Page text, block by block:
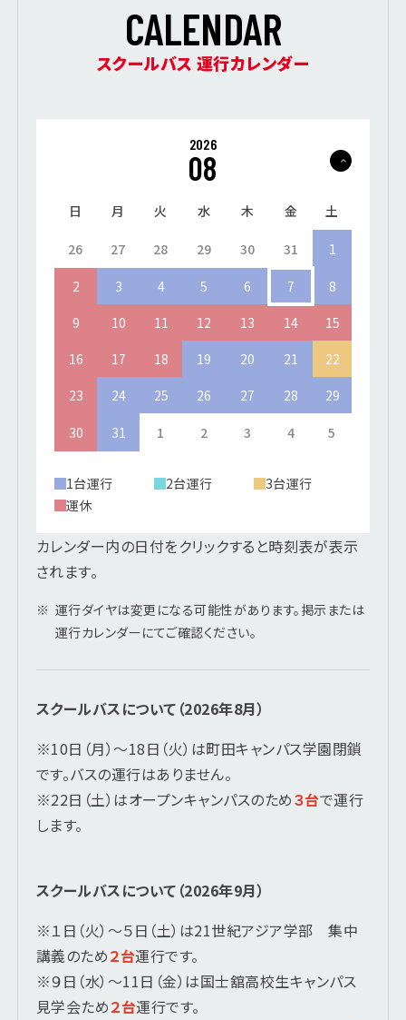
CALENDAR
スクールバス 運行カレンダー
2026
08
日 月 火 水 木 金 土
26 27 28 29 30 31 1
2 3 4 5 6 7
8
9
10 11 12 13 14
15
16
17 18 19 20 21
22
23
24 25 26 27 28 29
30 31 1 2 3 4 5
1台運行 2台運行
3台運行
運休
カレンダー内の日付をクリックすると時刻表が表示
されます。
※ 運行ダイヤは変更になる可能性があります。掲示または
運行カレンダーにてご確認ください。
スクールバスについて（2026年8月）
※10日（月）～18日（火）は町田キャンパス学園閉鎖
です。バスの運行はありません。
※22日（土）はオープンキャンパスのため３台で運行
します。
スクールバスについて（2026年9月）
※１日（火）～５日（土）は21世紀アジア学部 集中
講義のため２台運行です。
※９日（水）～11日（金）は国士舘高校生キャンパス
見学会ため２台運行です。